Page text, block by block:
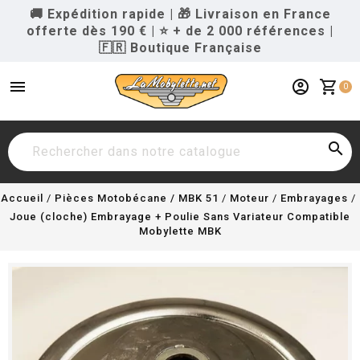
🚚 Expédition rapide | 🎁 Livraison en France
offerte dès 190 € | ⭐ + de 2 000 références |
🇫🇷 Boutique Française
menu shopping_cart 0
account_circle

Accueil Pièces Motobécane / MBK 51 Moteur
Embrayages
Joue (cloche) Embrayage + Poulie Sans Variateur Compatible
Mobylette MBK